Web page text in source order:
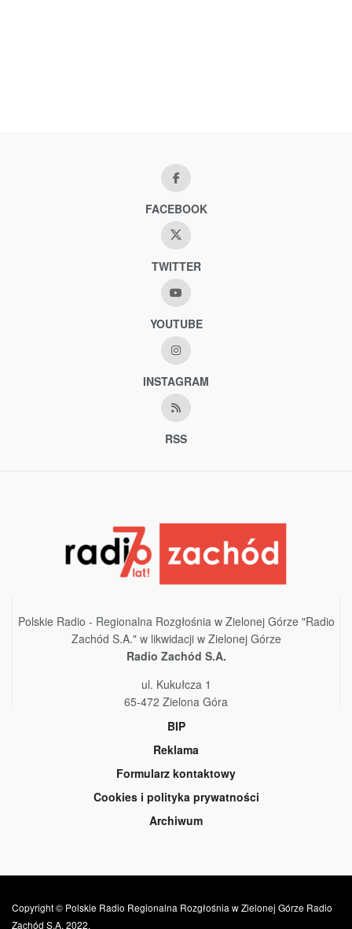
FACEBOOK
TWITTER
YOUTUBE
INSTAGRAM
RSS
Polskie Radio - Regionalna Rozgłośnia w Zielonej Górze "Radio
Zachód S.A." w likwidacji w Zielonej Górze
Radio Zachód S.A.
ul. Kukułcza 1
65-472 Zielona Góra
BIP
Reklama
Formularz kontaktowy
Cookies i polityka prywatności
Archiwum
Copyright © Polskie Radio Regionalna Rozgłośnia w Zielonej Górze Radio
Zachód S.A. 2022.